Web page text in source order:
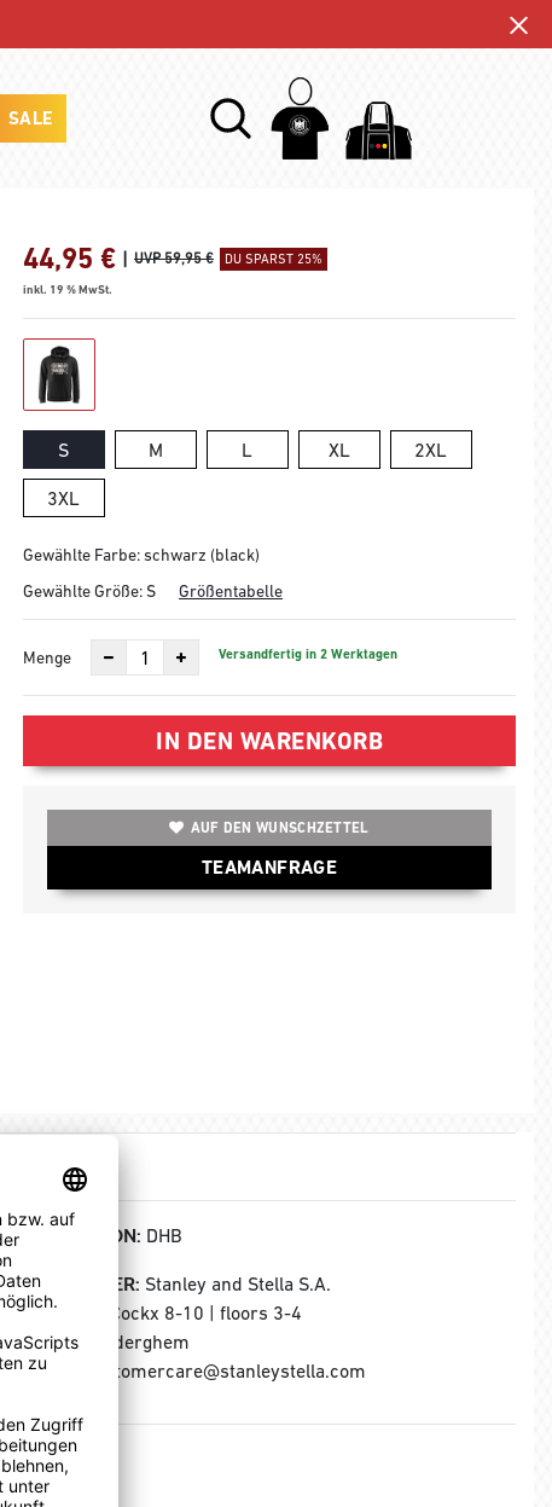
SALE
44,95 € | UVP 59,95 € DU SPARST 25%
inkl. 19 % MwSt.
S M L XL 2XL
3XL
Gewählte Farbe: schwarz (black)
Gewählte Größe:S Größentabelle
Menge Versandfertig in 2 Werktagen
IN DEN WARENKORB
AUF DEN WUNSCHZETTEL
TEAMANFRAGE
KOLLEKTION: DHB
HERSTELLER: Stanley and Stella S.A.
Rue Jules Cockx 8-10 | floors 3-4
B-1160 Auderghem
E-Mail: customercare@stanleystella.com